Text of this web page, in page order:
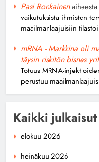
Avoin
Pasi
Pasi Ronkainenaiheesta
vaikutuksista ihmisten
maailmanlaajuisiin
mRNA - Markkina oli
täysin riskitön bisnes
Totuus MRNA-
perustuu
Kaikki julkaisut
elokuu 2026
heinäkuu 2026